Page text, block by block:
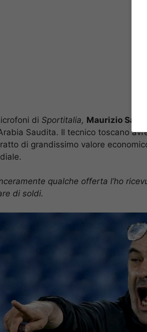
di Sportitalia, Maurizio Sarri
Saudita. Il tecnico toscano
di grandissimo valore
qualche offerta l’ho
di soldi.